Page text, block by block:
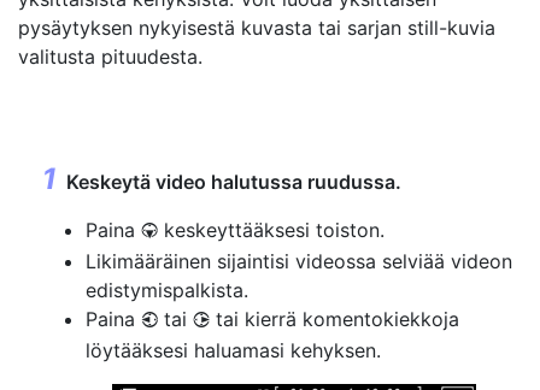
pysäytyksen nykyisestä kuvasta tai sarjan still-kuvia
valitusta pituudesta.
Keskeytä video halutussa ruudussa.
Paina 3 keskeyttääksesi toiston.
Likimääräinen sijaintisi videossa selviää videon
edistymispalkista.
Paina 4 tai 2 tai kierrä komentokiekkoja
löytääksesi haluamasi kehyksen.